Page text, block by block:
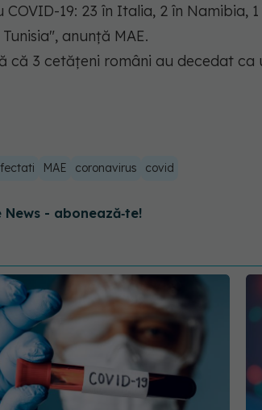
19: 23 în Italia, 2 în Namibia, 1
anunță MAE.
că 3 cetățeni români au decedat
MAE coronavirus covid
- abonează‑te!